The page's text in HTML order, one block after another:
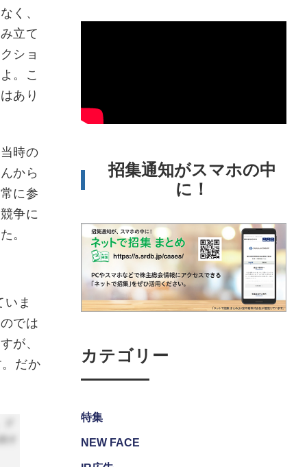
く、
立て
ショ
。こ
あり
時の
から
に参
争に
。
ま
では
が、
だか
招集通知がスマホの中
に！
カテゴリー
特集
NEW FACE